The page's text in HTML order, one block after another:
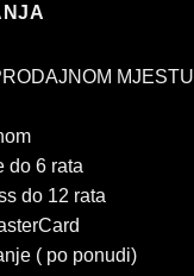
MJESTU
do 6 rata
do 12 rata
( po ponudi)